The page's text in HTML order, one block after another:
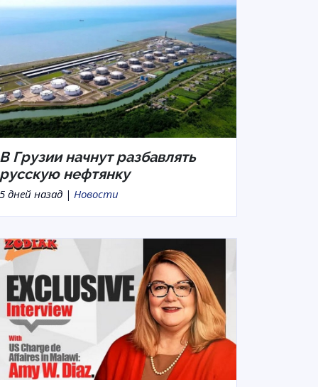
В Грузии начнут разбавлять
русскую нефтянку
5 дней назад | Новости